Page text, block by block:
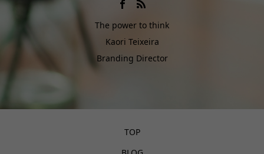
The power to think
Kaori Teixeira
Branding Director
TOP